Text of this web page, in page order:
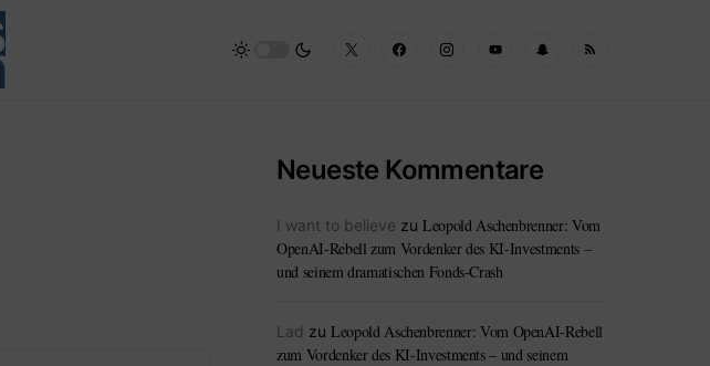
Neueste Kommentare
I want to believe zu Leopold Aschenbrenner: Vom
OpenAI-Rebell zum Vordenker des KI-Investments –
und seinem dramatischen Fonds-Crash
Lad zu Leopold Aschenbrenner: Vom OpenAI-Rebell
zum Vordenker des KI-Investments – und seinem